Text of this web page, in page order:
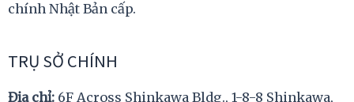
chính Nhật Bản cấp.
TRỤ SỞ CHÍNH
Địa chỉ: 6F Across Shinkawa Bldg., 1-8-8 Shinkawa,